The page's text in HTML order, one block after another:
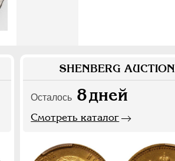
SHENBERG AUCTION
Осталось 8дней
Смотреть каталог